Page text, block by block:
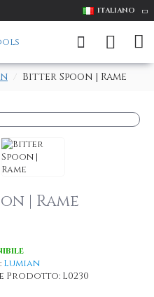
ITALIANO
Bitter Spoon | Rame
| Rame
Lumian
Prodotto: L0230